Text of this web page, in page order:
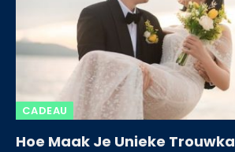
CADEAU
Hoe Maak Je Unieke